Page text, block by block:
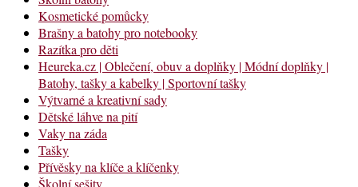
Kosmetické pomůcky
Brašny a batohy pro notebooky
Razítka pro děti
Heureka.cz | Oblečení, obuv a doplňky | Módní doplňky |
Batohy, tašky a kabelky | Sportovní tašky
Výtvarné a kreativní sady
Dětské láhve na pití
Vaky na záda
Tašky
Přívěsky na klíče a klíčenky